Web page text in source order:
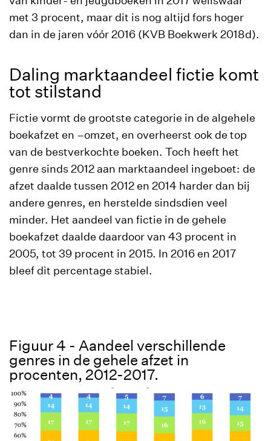
met 3 procent, maar dit is nog altijd fors hoger
dan in de jaren vóór 2016 (KVB Boekwerk 2018d).
Daling marktaandeel fictie komt
tot stilstand
Fictie vormt de grootste categorie in de algehele
boekafzet en –omzet, en overheerst ook de top
van de bestverkochte boeken. Toch heeft het
genre sinds 2012 aan marktaandeel ingeboet: de
afzet daalde tussen 2012 en 2014 harder dan bij
andere genres, en herstelde sindsdien veel
minder. Het aandeel van fictie in de gehele
boekafzet daalde daardoor van 43 procent in
2005, tot 39 procent in 2015. In 2016 en 2017
bleef dit percentage stabiel.
Figuur 4 - Aandeel verschillende
genres in de gehele afzet in
procenten, 2012-2017.